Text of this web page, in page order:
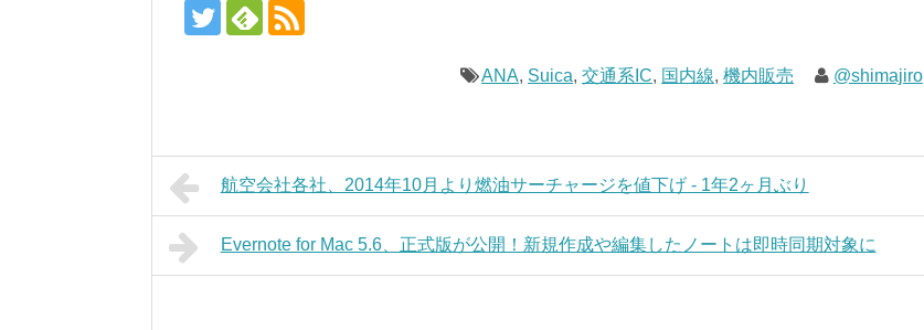
ANA, Suica,交通系IC, 国内線,機内販売 @shimajiro
航空会社各社、2014年10月より燃油サーチャージを値下げ - 1年2ヶ月ぶり
Evernote for Mac 5.6、正式版が公開！新規作成や編集したノートは即時同期対象に